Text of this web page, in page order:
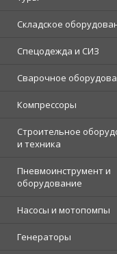
Складское
Спецодежда и СИЗ
Сварочное
Компрессоры
Строительное
и техника
Пневмоинструмент и
оборудование
Насосы и мотопомпы
Генераторы